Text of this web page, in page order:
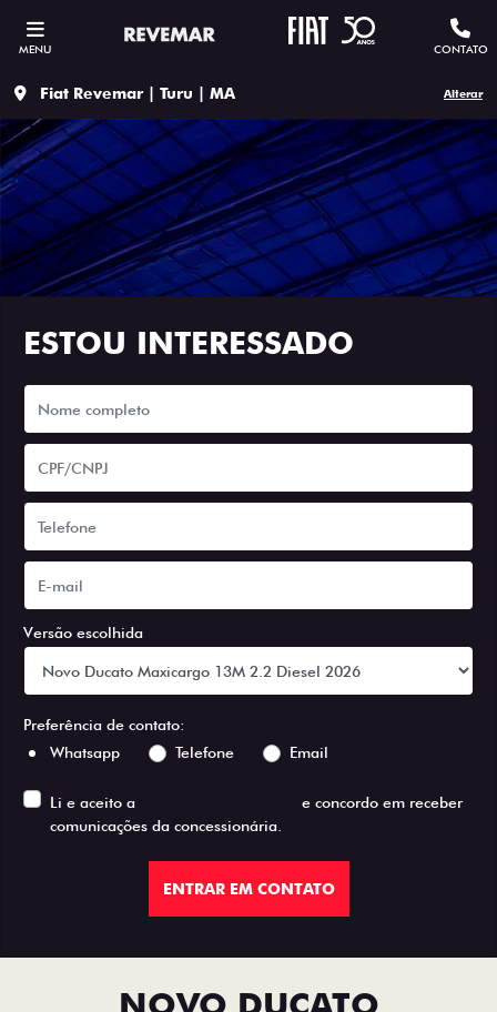
MENU CONTATO
Fiat Revemar | Turu | MA Alterar
ESTOU INTERESSADO
Versão escolhida
Preferência de contato:
Whatsapp
Telefone Email
Li e aceito a
e concordo em receber
comunicações da concessionária.
ENTRAR EM CONTATO